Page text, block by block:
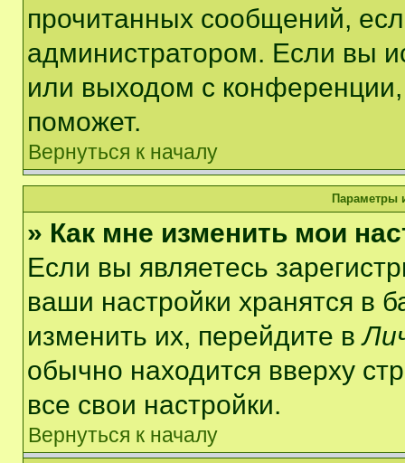
прочитанных сообщений,
администратором. Если вы
или выходом с
поможет.
Вернуться к началу
Параметры
» Как мне изменить мои
Если вы являетесь
ваши настройки хранятся в
изменить их, перейдите в
обычно находится вверху
все свои настройки.
Вернуться к началу